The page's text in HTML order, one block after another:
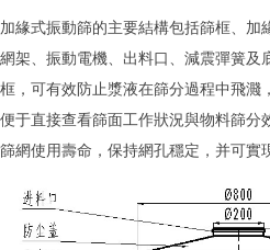
加緣式振動篩的主要結構包括篩框、加
網架、振動電機、出料口、減震彈簧及
框，可有效防止漿液在篩分過程中飛濺
便于直接查看篩面工作狀況與物料篩分
篩網使用壽命，保持網孔穩定，并可實